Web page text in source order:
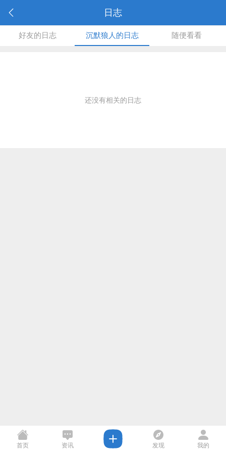
日志
好友的日志 沉默狼人的日志 随便看看
还没有相关的日志
首页 资讯 发现 我的